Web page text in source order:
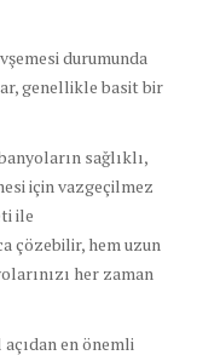
durumunda
genellikle basit bir
sağlıklı,
için vazgeçilmez
ile
çözebilir, hem uzun
her zaman
en önemli